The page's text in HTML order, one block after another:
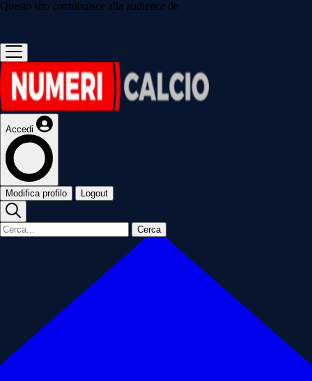
Questo sito contribuisce alla audience de
Accedi
Modifica profilo Logout
Cerca